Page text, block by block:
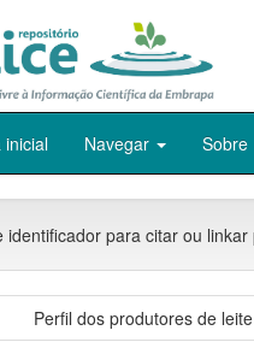
inicial Navegar Sobre
identificador para citar ou
Perfil dos produtores de